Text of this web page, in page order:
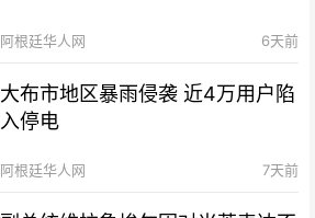
阿根廷华人网 6天前
大布市地区暴雨侵袭 近4万用户陷
入停电
阿根廷华人网 7天前